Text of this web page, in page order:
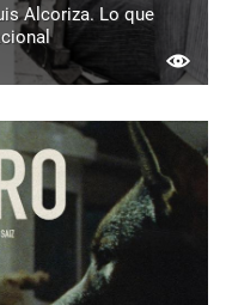
Alcoriza. Lo que